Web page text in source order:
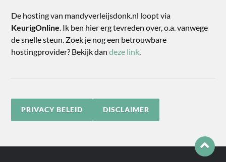
De hosting van mandyverleijsdonk.nl loopt via
KeurigOnline. Ik ben hier erg tevreden over, o.a. vanwege
de snelle steun. Zoek je nog een betrouwbare
hostingprovider? Bekijk dandeze link.
PRIVACY BELEID DISCLAIMER